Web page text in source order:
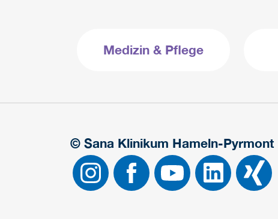
Medizin & Pflege
© Sana Klinikum Hameln-Pyrmont